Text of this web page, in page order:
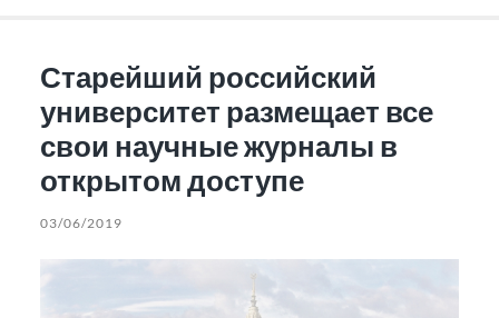
Старейший российский
университет размещает все
свои научные журналы в
открытом доступе
03/06/2019